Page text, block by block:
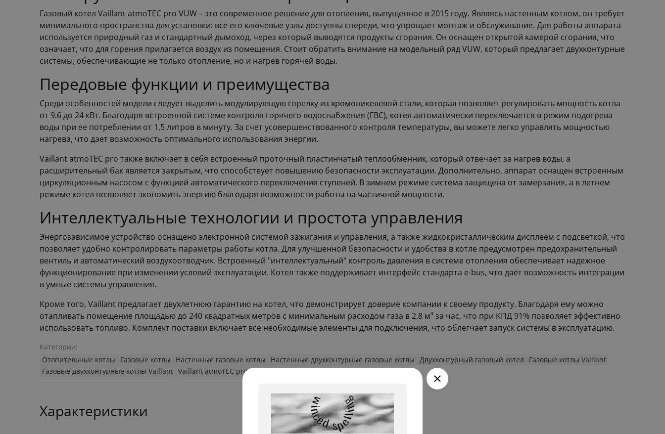
Газовый котел Vaillant atmoTEC pro VUW – это современное решение для отопления, выпущенное в 2015 году. Являясь настенным котлом, он требует
минимального пространства для установки: все его ключевые узлы доступны спереди, что упрощает монтаж и обслуживание. Для работы аппарата
используется природный газ и стандартный дымоход, через который выводятся продукты сгорания. Он оснащен открытой камерой сгорания, что
означает, что для горения прилагается воздух из помещения. Стоит обратить внимание на модельный ряд VUW, который предлагает двухконтурные
системы, обеспечивающие не только отопление, но и нагрев горячей воды.
Передовые функции и преимущества
Среди особенностей модели следует выделить модулирующую горелку из хромоникелевой стали, которая позволяет регулировать мощность котла
от 9.6 до 24 кВт. Благодаря встроенной системе контроля горячего водоснабжения (ГВС), котел автоматически переключается в режим подогрева
воды при ее потреблении от 1,5 литров в минуту. За счет усовершенствованного контроля температуры, вы можете легко управлять мощностью
нагрева, что дает возможность оптимального использования энергии.
Vaillant atmoTEC pro также включает в себя встроенный проточный пластинчатый теплообменник, который отвечает за нагрев воды, а
расширительный бак является закрытым, что способствует повышению безопасности эксплуатации. Дополнительно, аппарат оснащен встроенным
циркуляционным насосом с функцией автоматического переключения ступеней. В зимнем режиме система защищена от замерзания, а в летнем
режиме котел позволяет экономить энергию благодаря возможности работы на частичной мощности.
Интеллектуальные технологии и простота управления
Энергозависимое устройство оснащено электронной системой зажигания и управления, а также жидкокристаллическим дисплеем с подсветкой, что
позволяет удобно контролировать параметры работы котла. Для улучшенной безопасности и удобства в котле предусмотрен предохранительный
вентиль и автоматический воздухоотводчик. Встроенный "интеллектуальный" контроль давления в системе отопления обеспечивает надежное
функционирование при изменении условий эксплуатации. Котел также поддерживает интерфейс стандарта e-bus, что даёт возможность интеграции
в умные системы управления.
Кроме того, Vaillant предлагает двухлетнюю гарантию на котел, что демонстрирует доверие компании к своему продукту. Благодаря ему можно
отапливать помещение площадью до 240 квадратных метров с минимальным расходом газа в 2.8 м³ за час, что при КПД 91% позволяет эффективно
использовать топливо. Комплект поставки включает все необходимые элементы для подключения, что облегчает запуск системы в эксплуатацию.
Категории:
Отопительные котлы
Газовые котлы Настенные газовые котлы Настенные двухконтурные газовые котлы Двухконтурный газовый котел
Газовые котлы Vaillant
Газовые двухконтурные котлы Vaillant Vaillant atmoTEC pro
Характеристики